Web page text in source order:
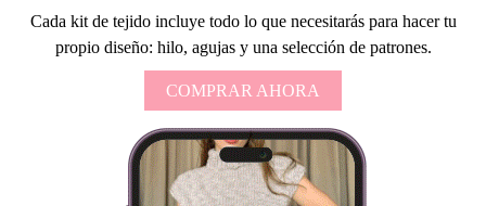
Cada kit de tejido incluye todo lo que necesitarás para hacer tu
propio diseño: hilo, agujas y una selección de patrones.
COMPRAR AHORA